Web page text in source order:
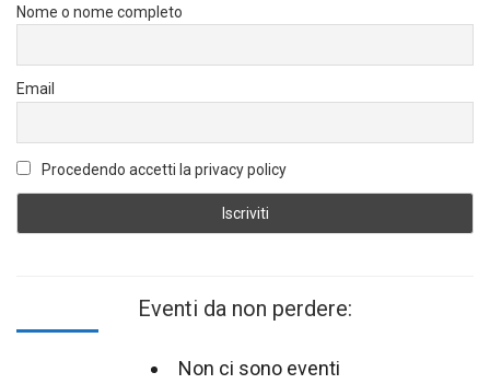
Nome o nome completo
Email
Procedendo accetti la privacy policy
Eventi da non perdere:
Non ci sono eventi